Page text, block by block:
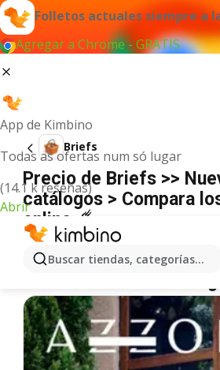
Folletos actuales siempre a
Agregar a Chrome - GRATIS
App de Kimbino
Todas as ofertas num só lugar
(14.1 k reseñas)
Abrir
Buscar tiendas, categorías,
Briefs
Precio de Briefs >>
catálogos > Compara
online ☄️
No hemos encontrado resultados
término.